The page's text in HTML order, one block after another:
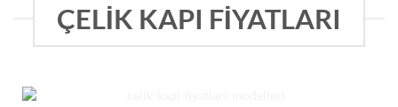
ÇELİK KAPI FİYATLARI